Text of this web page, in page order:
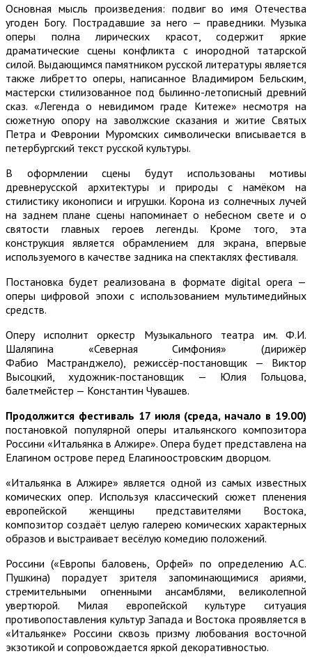
Основная мысль произведения: подвиг во имя Отечества
угоден Богу. Пострадавшие за него — праведники. Музыка
оперы полна лирических красот, содержит яркие
драматические сцены конфликта с инородной татарской
силой. Выдающимся памятником русской литературы является
также либретто оперы, написанное Владимиром Бельским,
мастерски стилизованное под былинно-летописный древний
сказ. «Легенда о невидимом граде Китеже» несмотря на
сюжетную опору на заволжские сказания и житие Святых
Петра и Февронии Муромских символически вписывается в
петербургский текст русской культуры.
В оформлении сцены будут использованы мотивы
древнерусской архитектуры и природы с намёком на
стилистику иконописи и игрушки. Корона из солнечных лучей
на заднем плане сцены напоминает о небесном свете и о
святости главных героев легенды. Кроме того, эта
конструкция является обрамлением для экрана, впервые
используемого в качестве задника на спектаклях фестиваля.
Постановка будет реализована в формате digital opera —
оперы цифровой эпохи с использованием мультимедийных
средств.
Оперу исполнит оркестр Музыкального театра им. Ф.И.
Шаляпина «Северная Симфония» (дирижёр
Фабио Мастранджело), режиссёр-постановщик — Виктор
Высоцкий, художник-постановщик — Юлия Гольцова,
балетмейстер — Константин Чувашев.
Продолжится фестиваль 17 июля (среда, начало в 19.00)
постановкой популярной оперы итальянского композитора
Россини «Итальянка в Алжире». Опера будет представлена на
Елагином острове перед Елагиноостровским дворцом.
«Итальянка в Алжире» является одной из самых известных
комических опер. Используя классический сюжет пленения
европейской женщины представителями Востока,
композитор создаёт целую галерею комических характерных
образов и выстраивает весёлую комедию положений.
Россини («Европы баловень, Орфей» по определению А.С.
Пушкина) порадует зрителя запоминающимися ариями,
стремительными огненными ансамблями, великолепной
увертюрой. Милая европейской культуре ситуация
противопоставления культур Запада и Востока проявляется в
«Итальянке» Россини сквозь призму любования восточной
экзотикой и сопровождается яркой декоративностью.